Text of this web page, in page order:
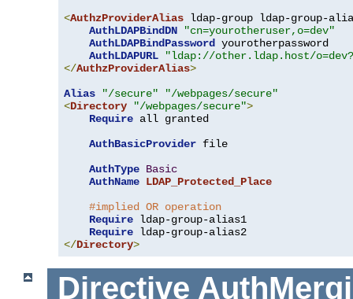
<AuthzProviderAlias ldap-group ldap-group-
AuthLDAPBindDN
"cn=yourotheruser,o=dev"
AuthLDAPBindPassword yourotherpassword
AuthLDAPURL
"ldap://other.ldap.host/
</AuthzProviderAlias>
Alias
"/secure"
"/webpages/secure"
<Directory "/webpages/secure">
Require all granted
AuthBasicProvider file
AuthType Basic
AuthName LDAP_Protected_Place
#implied OR operation
Require ldap-group-alias1
Require
</Directory>
Directive